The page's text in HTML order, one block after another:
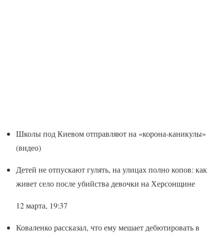
Школы под Киевом отправляют на «корона-каникулы»
(видео)
Детей не отпускают гулять, на улицах полно копов: как
живет село после убийства девочки на Херсонщине
12 марта, 19:37
Коваленко рассказал, что ему мешает дебютировать в